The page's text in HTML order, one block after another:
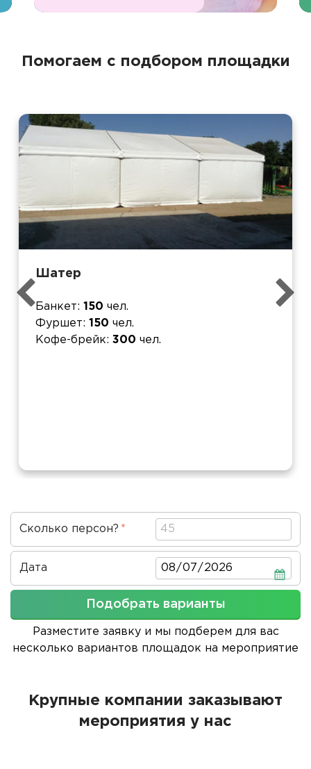
Помогаем с подбором площадки
Шатер
Банкет 150 чел.
Фуршет
150 чел.
Кофе-брейк
300 чел.
Сколько персон?
Дата Дата
Подобрать варианты
Разместите заявку и мы подберем для вас
несколько вариантов площадок на мероприятие
Крупные компании заказывают
мероприятия у нас